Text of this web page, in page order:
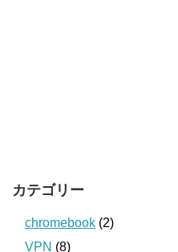
カテゴリー
chromebook (2)
VPN (8)